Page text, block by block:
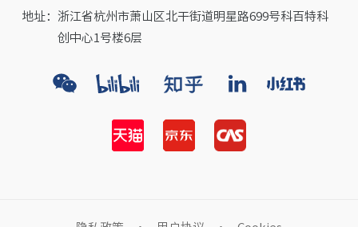
地址： 浙江省杭州市萧山区北干街道明星路699号科百特科
创中心1号楼6层